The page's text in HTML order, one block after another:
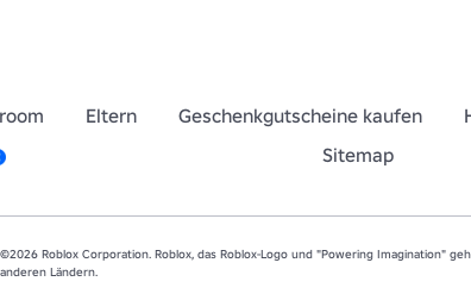
Eltern Geschenkgutscheine kaufen
Sitemap
©2026 Roblox Corporation. Roblox, das Roblox-Logo und "Powering Imagination"
anderen Ländern.